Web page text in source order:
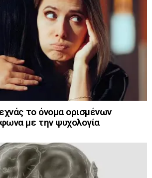
το όνομα ορισμένων
με την ψυχολογία